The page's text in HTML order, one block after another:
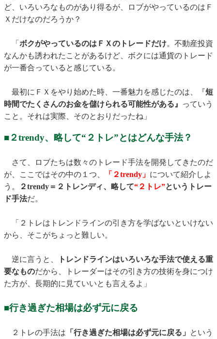
ど、いろいろなものがあり得るが、ロブがやっているのはＦ
Ｘだけなのだろうか？
「 ボクがやっているのはＦＸのトレードだけ。不動産投資
なんかも誘われたことがあるけど、ボクには通貨のトレード
が一番合っていると感じている。
最初にＦＸをやり始めた時、一番魅力を感じたのは、『短
時間でたくさんのお金を儲けられる可能性がある』
っていう
こと。それは実際、そのとおりだったね」
■２trendy、略して“２トレ”とはどんな手法？
さて、ロブたちは数々のトレード手法を開発してきたのだ
が、ここではその中の１つ、
「２trendy」 について紹介しよ
う。
２trendy＝２トレンディ、略して“２トレ”というトレー
ド手法だ。
「２トレはトレンドラインの引き方を学ばないといけない
から、そこがちょっと難しい。
逆に言うと、
トレンドラインはいろいろな手法で使える重
要なものだから、トレーダーはその引き方の技術を身につけ
た方が、長期的に見ていいとも言えるよ」
■行き過ぎた相場は必ず元に戻る
２トレの手法は 「行き過ぎた相場は必ず元に戻る」 という